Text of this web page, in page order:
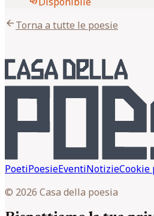
arrow_backTorna a tutte le poesie
PoetiPoesieEventiNotizieCookie
© 2026 Casa della poesia